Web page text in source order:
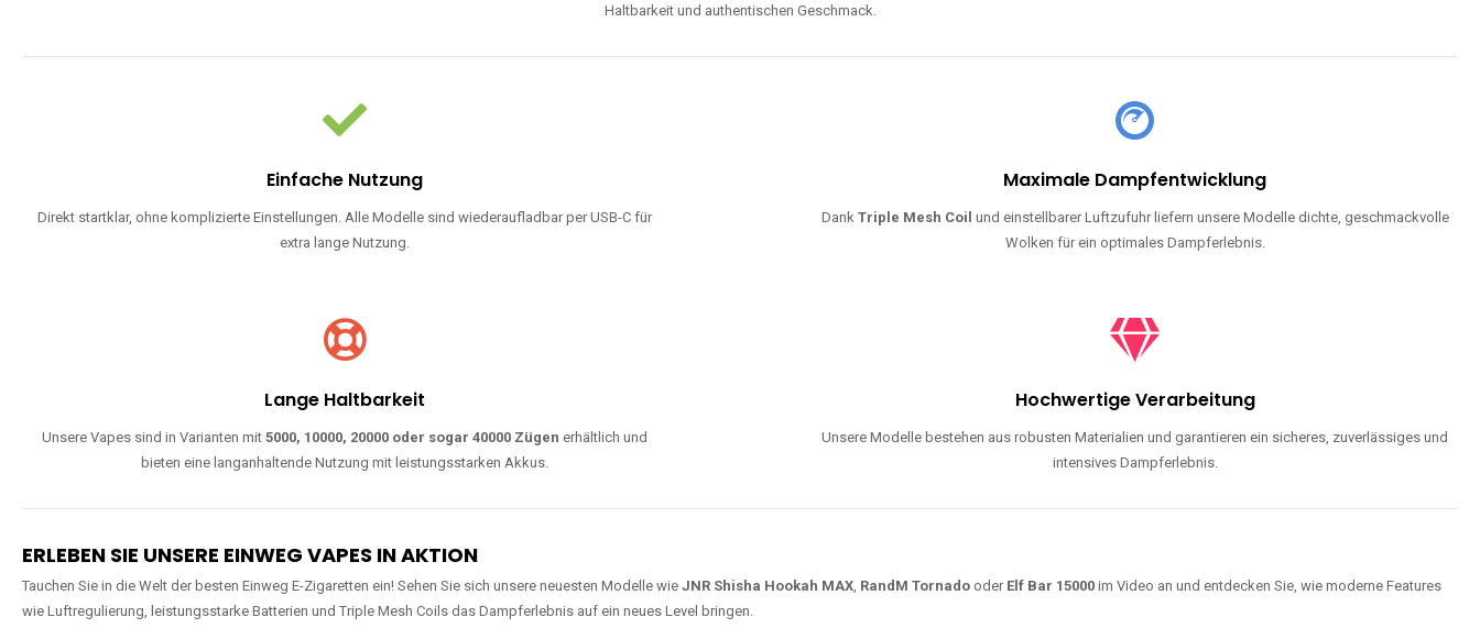
Haltbarkeit und authentischen Geschmack.
Einfache Nutzung
Direkt startklar, ohne komplizierte Einstellungen. Alle Modelle sind wiederaufladbar per USB-C für
extra lange Nutzung.
Maximale Dampfentwicklung
Dank Triple Mesh Coil und einstellbarer Luftzufuhr liefern unsere Modelle dichte, geschmackvolle
Wolken für ein optimales Dampferlebnis.
Lange Haltbarkeit
Unsere Vapes sind in Varianten mit5000, 10000, 20000 oder sogar 40000 Zügen erhältlich und
bieten eine langanhaltende Nutzung mit leistungsstarken Akkus.
Hochwertige Verarbeitung
Unsere Modelle bestehen aus robusten Materialien und garantieren ein sicheres, zuverlässiges und
intensives Dampferlebnis.
ERLEBEN SIE UNSERE EINWEG VAPES IN AKTION
Tauchen Sie in die Welt der besten Einweg E-Zigaretten ein! Sehen Sie sich unsere neuesten Modelle wie JNR Shisha Hookah MAX, RandM Tornado oder Elf Bar 15000 im Video an und entdecken Sie, wie moderne Features
wie Luftregulierung, leistungsstarke Batterien und Triple Mesh Coils das Dampferlebnis auf ein neues Level bringen.